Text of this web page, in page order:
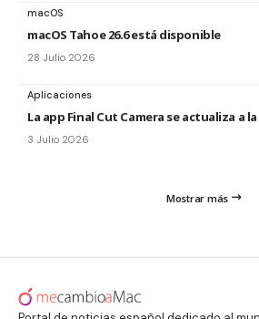
macOS
macOS Tahoe 26.6 está disponible
28 Julio 2026
Aplicaciones
La app Final Cut Camera se actualiza a la
3 Julio 2026
Mostrar más